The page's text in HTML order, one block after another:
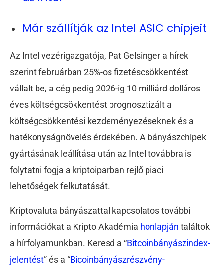
Már szállítják az Intel ASIC chipjeit
Az Intel vezérigazgatója, Pat Gelsinger a hírek
szerint februárban 25%-os fizetéscsökkentést
vállalt be, a cég pedig 2026-ig 10 milliárd dolláros
éves költségcsökkentést prognosztizált a
költségcsökkentési kezdeményezéseknek és a
hatékonyságnövelés érdekében. A bányászchipek
gyártásának leállítása után az Intel továbbra is
folytatni fogja a kriptoiparban rejlő piaci
lehetőségek felkutatását.
Kriptovaluta bányászattal kapcsolatos további
információkat a Kripto Akadémia honlapján találtok
a hírfolyamunkban. Keresd a “Bitcoinbányászindex-
jelentést” és a “Bicoinbányászrészvény-